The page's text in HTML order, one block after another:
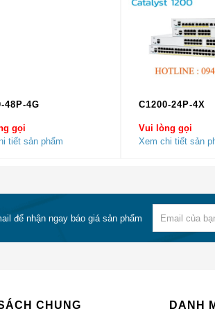
48P-4G
gọi
tiết sản phẩm
C1200-24P-4X
Vui lòng gọi
Xem chi tiết sản
để nhận ngay báo giá sản phẩm
CHUNG DANH